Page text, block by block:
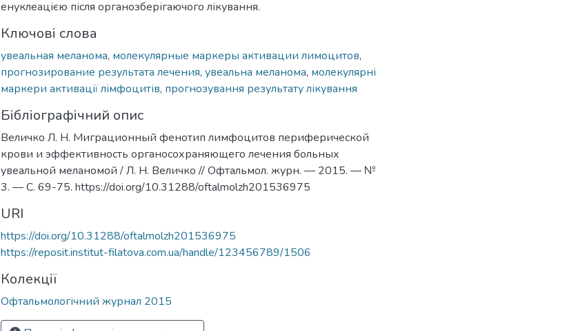
енуклеацією після органозберігаючого лікування.
Ключові слова
увеальная меланома, молекулярные маркеры активации лимоцитов,
прогнозирование результата лечения, увеальна меланома, молекулярні
маркери активації лімфоцитів, прогнозування результату лікування
Бібліографічний опис
Величко Л. Н. Миграционный фенотип лимфоцитов периферической
крови и эффективность органосохраняющего лечения больных
увеальной меланомой / Л. Н. Величко // Офтальмол. журн. — 2015. — №
3. — С. 69-75. https://doi.org/10.31288/oftalmolzh201536975
URI
https://doi.org/10.31288/oftalmolzh201536975
https://reposit.institut-filatova.com.ua/handle/123456789/1506
Колекції
Офтальмологічний журнал 2015